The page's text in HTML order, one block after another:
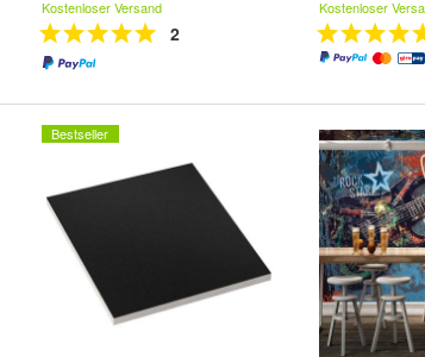
Kostenloser Versand
2
Kostenloser
Bestseller